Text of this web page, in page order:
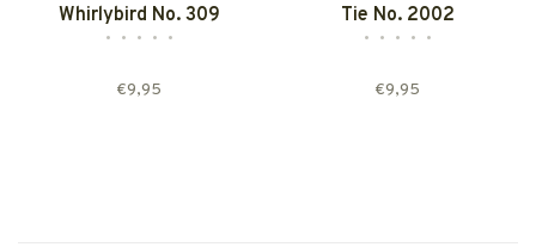
Whirlybird No. 309
• • • • •
€9,95
Tie No. 2002
• • • • •
€9,95